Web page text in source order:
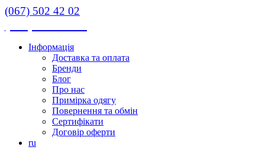
(067) 502 42 02
Інформація
Доставка та оплата
Бренди
Блог
Про нас
Примірка одягу
Повернення та обмін
Сертифікати
Договір оферти
ru